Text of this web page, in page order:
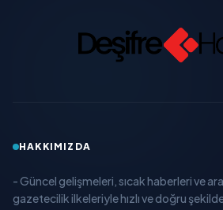
HAKKIMIZDA
- Güncel gelişmeleri, sıcak haberleri ve
gazetecilik ilkeleriyle hızlı ve doğru